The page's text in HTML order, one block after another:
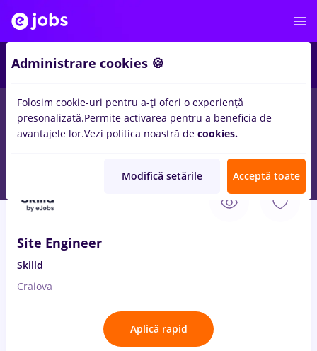
Salarii Remote (de acasă) București Cluj-
Site Engineer
Skilld
Craiova
Aplică rapid
Administrare cookies 🍪
Folosim cookie-uri pentru a-ți oferi o experiență
presonalizată.Permite activarea pentru a beneficia de
avantajele lor.Vezi politica noastră de cookies.
Modifică setările Acceptă toate